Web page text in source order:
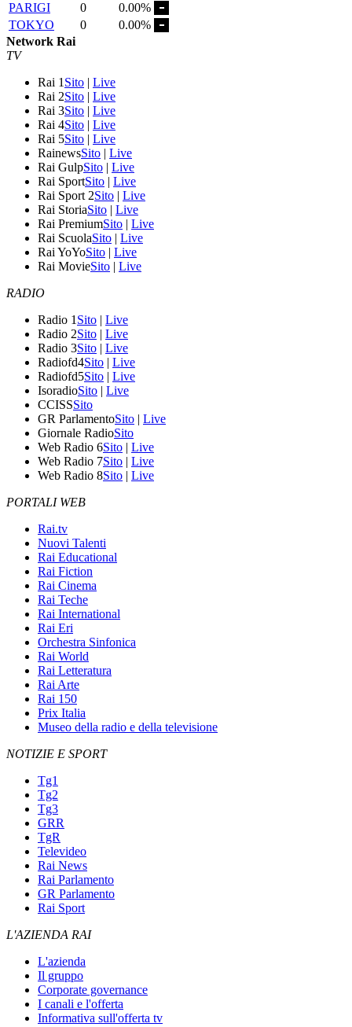
PARIGI
0
0.00%
TOKYO
0
0.00%
Network Rai
TV
Rai 1 Sito | Live
Rai 2Sito | Live
Rai 3Sito | Live
Rai 4Sito | Live
Rai 5Sito | Live
RainewsSito | Live
Rai GulpSito | Live
Rai SportSito | Live
Rai Sport 2Sito | Live
Rai StoriaSito | Live
Rai PremiumSito | Live
Rai ScuolaSito | Live
Rai YoYoSito | Live
Rai MovieSito | Live
RADIO
Radio 1 Sito | Live
Radio 2Sito | Live
Radio 3Sito | Live
Radiofd4Sito | Live
Radiofd5Sito | Live
IsoradioSito | Live
CCISSSito
GR ParlamentoSito | Live
Giornale RadioSito
Web Radio 6Sito | Live
Web Radio 7Sito | Live
Web Radio 8Sito | Live
PORTALI WEB
Rai.tv
Nuovi Talenti
Rai Educational
Rai Fiction
Rai Cinema
Rai Teche
Rai International
Rai Eri
Orchestra Sinfonica
Rai World
Rai Letteratura
Rai Arte
Rai 150
Prix Italia
Museo della radio e della televisione
NOTIZIE E SPORT
Tg1
Tg2
Tg3
GRR
TgR
Televideo
Rai News
Rai Parlamento
GR Parlamento
Rai Sport
L'AZIENDA RAI
L'azienda
Il gruppo
Corporate governance
I canali e l'offerta
Informativa sull'offerta tv